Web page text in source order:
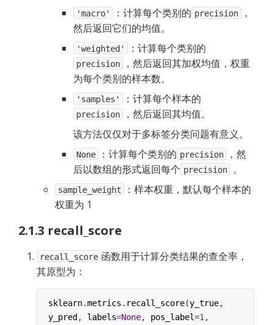
'macro' ：计算每个类别的 precision
，
然后返回它们的均值。
'weighted' ：计算每个类别的
precision
，然后返回其加权均值，权重
为每个类别的样本数。
'samples' ：计算每个样本的
precision
，然后返回其均值。
该方法仅仅对于多标签分类问题有意义。
None ：计算每个类别的 precision
，然
后以数组的形式返回每个 precision 。
sample_weight
：样本权重，默认每个样本的
权重为 1
2.1.3 recall_score
recall_score 函数用于计算分类结果的查全率，
其原型为：
sklearn.metrics . recall_score(y_true
y_pred , labels=None, pos_label=1,